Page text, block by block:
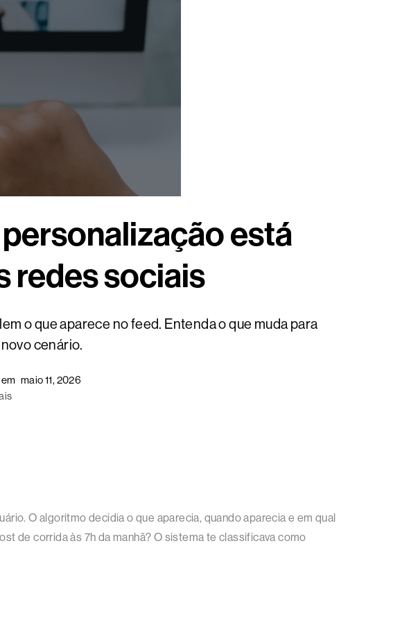
está
redes sociais
o que aparece no feed. Entenda o que muda para
cenário.
maio 11, 2026
O algoritmo decidia o que aparecia, quando aparecia e em qual
de corrida às 7h da manhã? O sistema te classificava como